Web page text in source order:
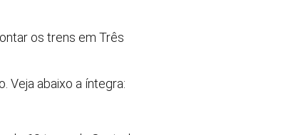
os trens em Três
Veja abaixo a íntegra: